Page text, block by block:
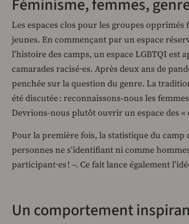
Féminisme, femmes,
Les espaces clos pour les groupes opprimés
jeunes. En commençant par un espace
l’histoire des camps, un espace LGBTQI
camarades racisé·es. Après deux ans de
penchée sur la question du genre. La
été discutée : reconnaissons-nous les
Devrions-nous plutôt ouvrir un espace des «
Pour la première fois, la statistique du camp
personnes ne s’identifiant ni comme
participant·es ! –. Ce fait lance également
Un comportement